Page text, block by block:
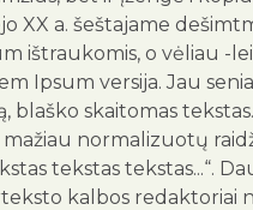
XX a. šeštajame
ištraukomis, o vėliau -
Ipsum versija. Jau
blaško skaitomas
normalizuotų
tekstas tekstas...“.
kalbos redaktoriai